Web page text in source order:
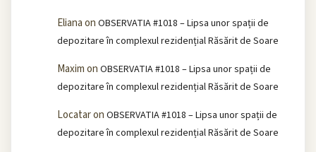
Elianaon OBSERVATIA #1018 – Lipsa unor spații de
depozitare în complexul rezidențial Răsărit de Soare
Maximon OBSERVATIA #1018 – Lipsa unor spații de
depozitare în complexul rezidențial Răsărit de Soare
Locataron OBSERVATIA #1018 – Lipsa unor spații de
depozitare în complexul rezidențial Răsărit de Soare